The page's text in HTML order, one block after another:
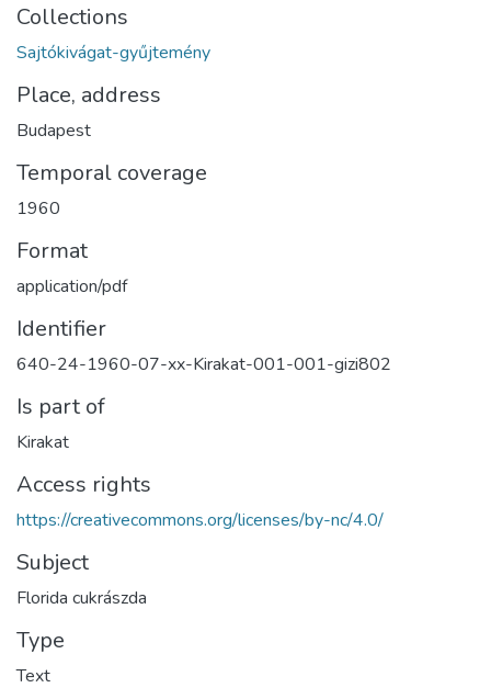
Collections
Sajtókivágat-gyűjtemény
Place, address
Budapest
Temporal coverage
1960
Format
application/pdf
Identifier
640-24-1960-07-xx-Kirakat-001-001-gizi802
Is part of
Kirakat
Access rights
https://creativecommons.org/licenses/by-nc/4.0/
Subject
Florida cukrászda
Type
Text